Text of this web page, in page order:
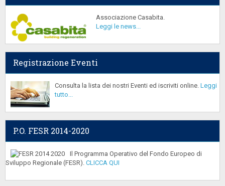
Associazione Casabita.
Leggi le news...
Registrazione Eventi
Consulta la lista dei nostri Eventi ed iscriviti online. Leggi
tutto...
P.O. FESR 2014-2020
Il Programma Operativo del Fondo Europeo di
Sviluppo Regionale (FESR). CLICCA QUI